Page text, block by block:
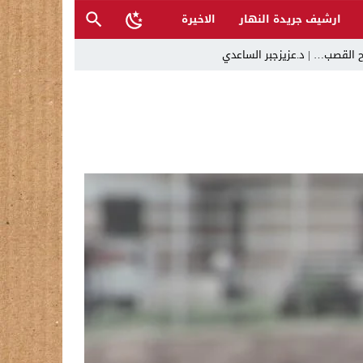
ارشيف جريدة النهار
الاخيرة
القصب… | د.عزيزجبر الساعدي
تراكم أخطاء الإدارة والفساد
وتدعو إلى تحري الدقة